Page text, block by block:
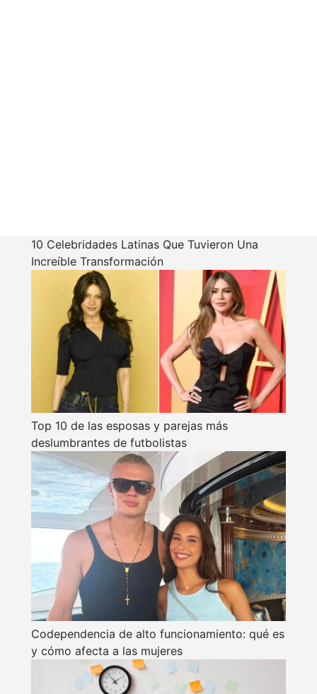
10 Celebridades Latinas Que Tuvieron Una
Increíble Transformación
Top 10 de las esposas y parejas más
deslumbrantes de futbolistas
Codependencia de alto funcionamiento: qué es
y cómo afecta a las mujeres